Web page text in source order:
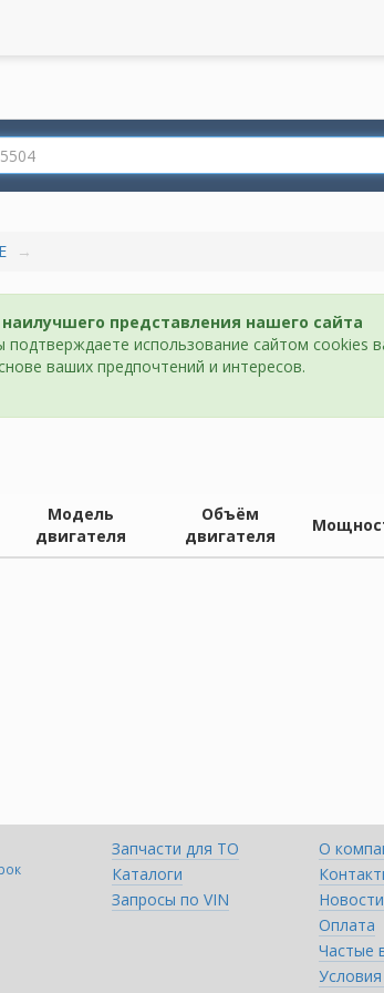
представления нашего сайта
подтверждаете использование сайтом cookies
ваших предпочтений и интересов.
Модель
двигателя
Объём
двигателя
Запчасти для ТО
Каталоги
Запросы по VIN
О
Новости
Оплата
Частые